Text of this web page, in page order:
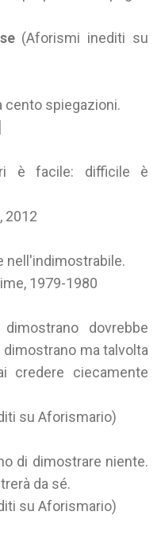
(Aforismi inediti su
cento spiegazioni.
è facile: difficile è
2012
nell'indimostrabile.
1979-1980
dovrebbe
ma talvolta
credere ciecamente
su Aforismario)
di dimostrare niente.
da sé.
su Aforismario)